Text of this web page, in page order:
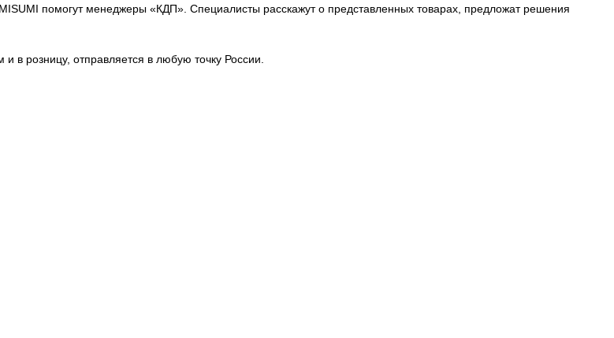
помогут менеджеры «КДП». Специалисты расскажут о представленных товарах, предложат решения
и в розницу, отправляется в любую точку России.